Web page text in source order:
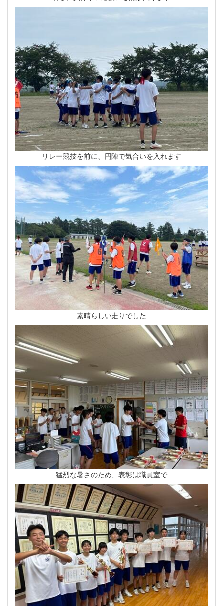
リレー競技を前に、円陣で気合いを入れます
素晴らしい走りでした
猛烈な暑さのため、表彰は職員室で